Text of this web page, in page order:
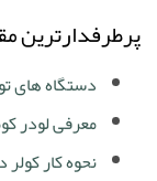
پرطرفدارترین
دستگاه های
معرفی لودر
نحوه کار